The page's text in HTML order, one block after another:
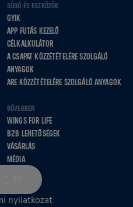
SÚGÓ ÉS ESZKÖZÖK
GYIK
APP FUTÁS KEZELŐ
CÉLKALKULÁTOR
A CSAPAT KÖZZÉTÉTELÉRE SZOLGÁLÓ
ANYAGOK
ARE KÖZZÉTÉTELÉRE SZOLGÁLÓ ANYAGOK
BŐVEBBEN
WINGS FOR LIFE
B2B LEHETŐSÉGEK
VÁSÁRLÁS
MÉDIA
nyilatkozat